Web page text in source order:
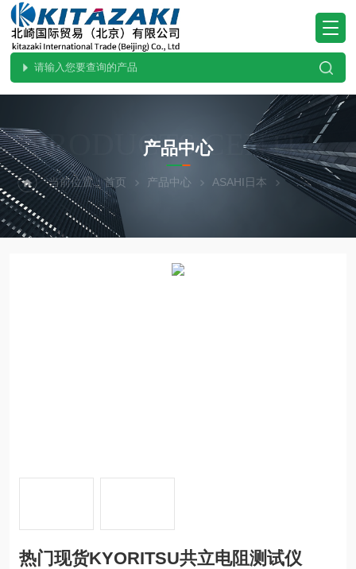
PRODUCTS CENTER
产品中心
当前位置：首页 产品中心 ASAHI日本 热门现货-北
热门现货KYORITSU共立电阻测试仪